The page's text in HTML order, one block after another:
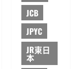
JCB
JPYC
JR東日
本